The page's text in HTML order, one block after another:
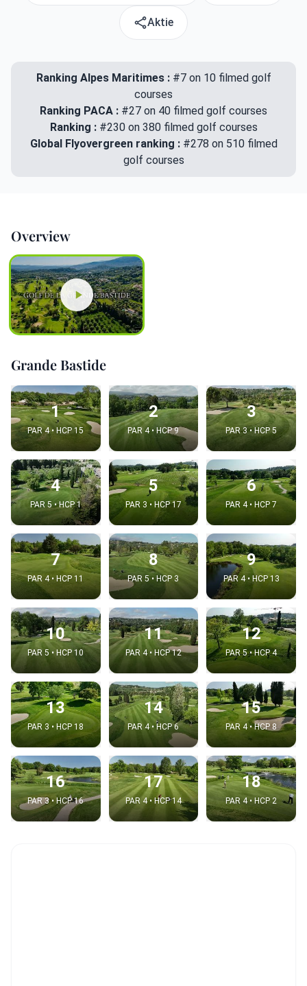
Aktie
Ranking Alpes Maritimes :#7 on 10 filmed golf
courses
Ranking PACA : #27 on 40 filmed golf courses
Ranking : #230 on 380 filmed golf courses
Global Flyovergreen ranking : #278 on 510 filmed
golf courses
Overview
Grande Bastide
1
PAR 4 • HCP 15
2
PAR 4 • HCP 9
3
PAR 3 • HCP 5
4
PAR 5 • HCP 1
5
PAR 3 • HCP 17
6
PAR 4 • HCP 7
7
PAR 4 • HCP 11
8
PAR 5 • HCP 3
9
PAR 4 • HCP 13
10
PAR 5 • HCP 10
11
PAR 4 • HCP 12
12
PAR 5 • HCP 4
13
PAR 3 • HCP 18
14
PAR 4 • HCP 6
15
PAR 4 • HCP 8
16
PAR 3 • HCP 16
17
PAR 4 • HCP 14
18
PAR 4 • HCP 2